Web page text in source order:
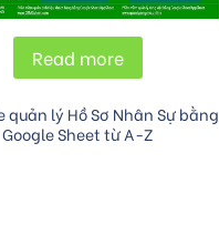
Read more
quản lý Hồ Sơ Nhân Sự bằng
Google Sheet từ A-Z